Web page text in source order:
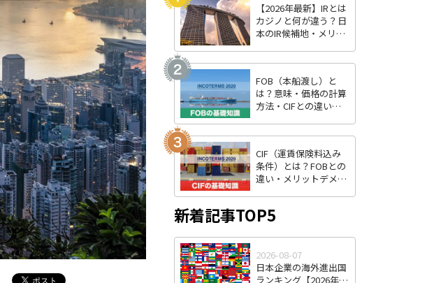
【2026年最新】IRとは
カジノと何が違う？日
本のIR候補地・メリッ
FOB（本船渡し）と
は？意味・価格の計算
方法・CIFとの違いを
CIF（運賃保険料込み
条件）とは？FOBとの
違い・メリットデメリ
新着記事TOP5
2026-08-07
日本企業の海外進出国
ランキング【2026年最